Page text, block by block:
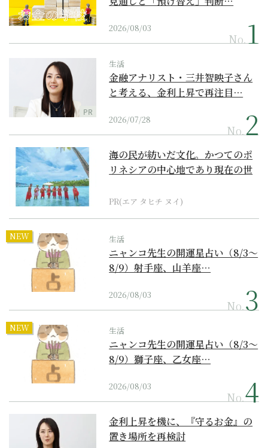
2026/08/03
No.
PR
生活
金融アナリスト・三井智映子さん
と考える、金利上昇で再注目…
2026/07/28
No.
海の民が紡いだ文化。かつてのポ
リネシアの中心地であり現在の世
PR(エア タヒチ ヌイ)
NEW 生活
ニャンコ先生の開運星占い（8/3～
8/9）射手座、山羊座…
2026/08/03
No.
NEW 生活
ニャンコ先生の開運星占い（8/3～
8/9）獅子座、乙女座…
2026/08/03
No.
金利上昇を機に、『守るお金』の
置き場所を再検討